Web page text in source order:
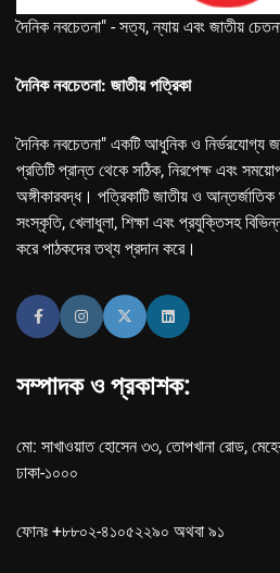
দৈনিক নবচেতনা" - সত্য, ন্যায় এবং জাতীয়
দৈনিক নবচেতনা: জাতীয় পত্রিকা
দৈনিক নবচেতনা" একটি আধুনিক ও নির্ভরযোগ্য
প্রতিটি প্রান্ত থেকে সঠিক, নিরপেক্ষ এবং
অঙ্গীকারবদ্ধ। পত্রিকাটি জাতীয় ও আন্তর্জাতিক
সংস্কৃতি, খেলাধুলা, শিক্ষা এবং প্রযুক্তিসহ
করে পাঠকদের তথ্য প্রদান করে।
সম্পাদক ও প্রকাশক:
মো: সাখাওয়াত হোসেন ৩৩, তোপখানা রোড,
ঢাকা-১০০০
ফোনঃ +৮৮০২-৪১০৫২২৯০ অথবা ৯১